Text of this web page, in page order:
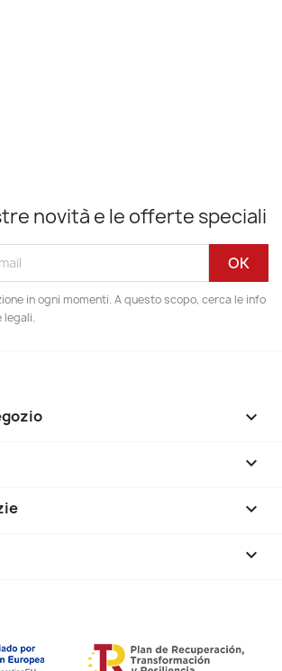
novità e le offerte speciali
in ogni momenti. A questo scopo, cerca le info
legali.
keyboard_arrow_down


